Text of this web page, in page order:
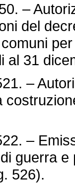
–
del
al 31
–
–
guerra
526).